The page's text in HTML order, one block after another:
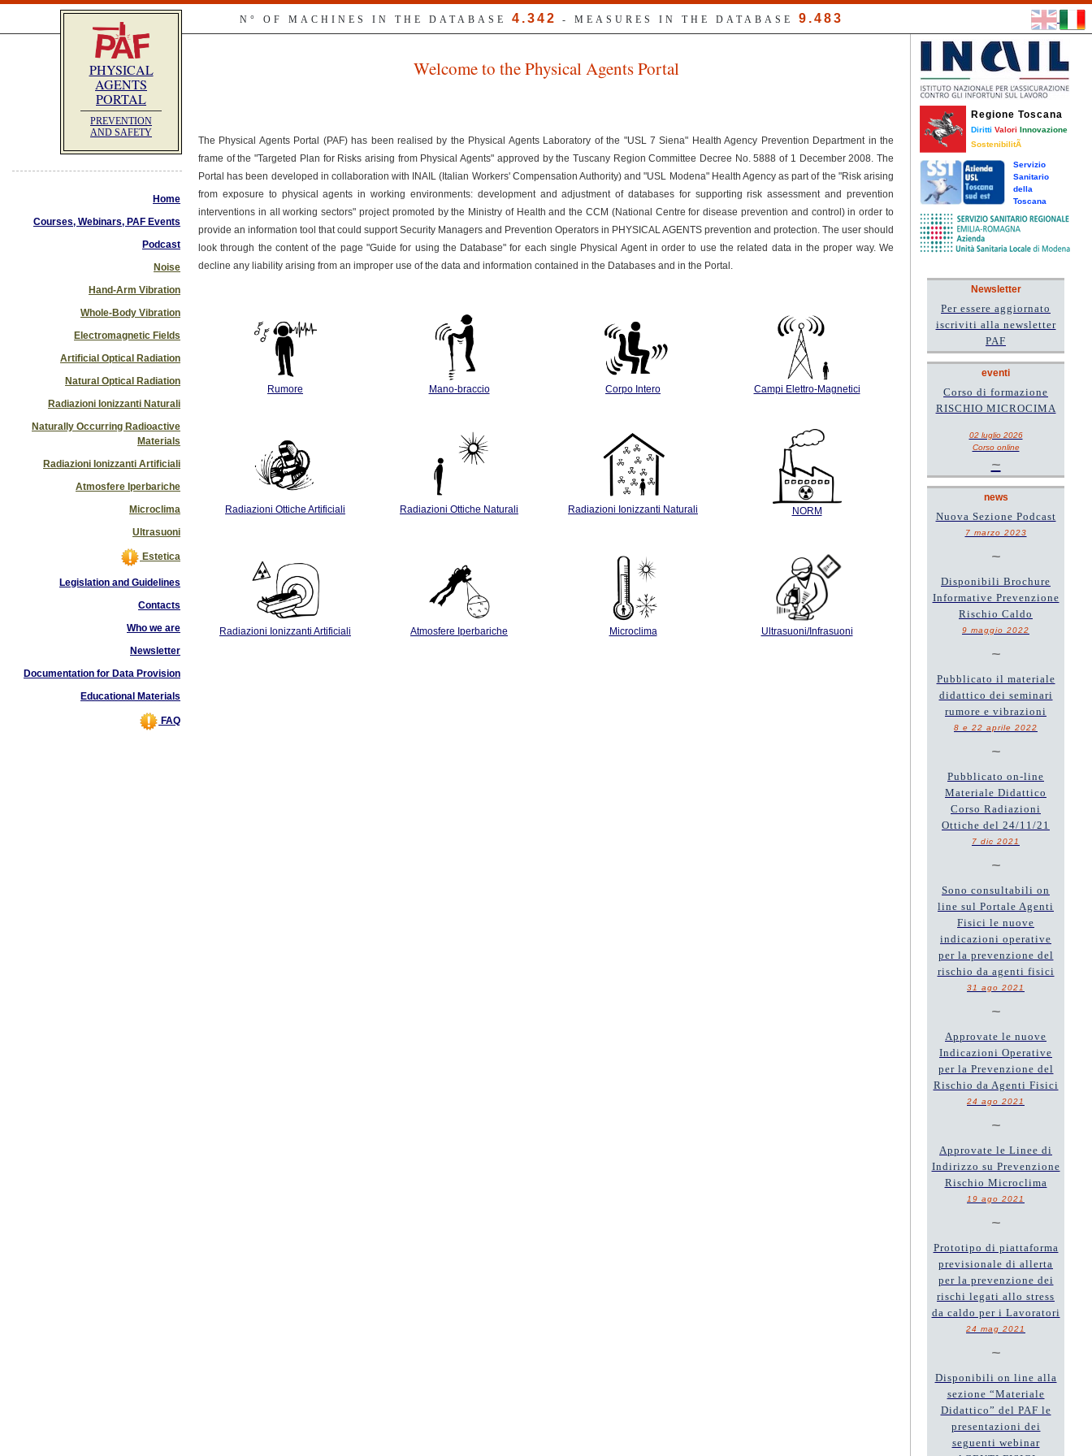
N° OF MACHINES IN THE DATABASE 4.342 - MEASURES IN THE DATABASE 9.483
PHYSICAL
AGENTS
PORTAL
PREVENTION
AND SAFETY
Home
Courses, Webinars, PAF Events
Podcast
Noise
Hand-Arm Vibration
Whole-Body Vibration
Electromagnetic Fields
Artificial Optical Radiation
Natural Optical Radiation
Radiazioni Ionizzanti Naturali
Naturally Occurring Radioactive
Materials
Radiazioni Ionizzanti Artificiali
Atmosfere Iperbariche
Microclima
Ultrasuoni
Estetica
Legislation and Guidelines
Contacts
Who we are
Newsletter
Documentation for Data Provision
Educational Materials
FAQ
Welcome to the Physical Agents Portal
The Physical Agents Portal (PAF) has been realised by the Physical Agents Laboratory of the "USL 7 Siena" Health Agency Prevention Department in the
frame of the "Targeted Plan for Risks arising from Physical Agents" approved by the Tuscany Region Committee Decree No. 5888 of 1 December 2008. The
Portal has been developed in collaboration with INAIL (Italian Workers' Compensation Authority) and "USL Modena" Health Agency as part of the "Risk arising
from exposure to physical agents in working environments: development and adjustment of databases for supporting risk assessment and prevention
interventions in all working sectors" project promoted by the Ministry of Health and the CCM (National Centre for disease prevention and control) in order to
provide an information tool that could support Security Managers and Prevention Operators in PHYSICAL AGENTS prevention and protection. The user should
look through the content of the page "Guide for using the Database" for each single Physical Agent in order to use the related data in the proper way. We
decline any liability arising from an improper use of the data and information contained in the Databases and in the Portal.
Rumore Mano-braccio Corpo Intero Campi Elettro-Magnetici
Radiazioni Ottiche Artificiali Radiazioni Ottiche Naturali Radiazioni Ionizzanti Naturali NORM
Radiazioni Ionizzanti Artificiali Atmosfere Iperbariche Microclima Ultrasuoni/Infrasuoni
Regione Toscana
Diritti Valori Innovazione
SostenibilitÃ
Servizio
Sanitario
della
Toscana
Newsletter
Per essere aggiornato
iscriviti alla newsletter
PAF
eventi
Corso di formazione
RISCHIO MICROCIMA
02 luglio 2026
Corso online
~
news
Nuova Sezione Podcast
7 marzo 2023
~
Disponibili Brochure
Informative Prevenzione
Rischio Caldo
9 maggio 2022
~
Pubblicato il materiale
didattico dei seminari
rumore e vibrazioni
8 e 22 aprile 2022
~
Pubblicato on-line
Materiale Didattico
Corso Radiazioni
Ottiche del 24/11/21
7 dic 2021
~
Sono consultabili on
line sul Portale Agenti
Fisici le nuove
indicazioni operative
per la prevenzione del
rischio da agenti fisici
31 ago 2021
~
Approvate le nuove
Indicazioni Operative
per la Prevenzione del
Rischio da Agenti Fisici
24 ago 2021
~
Approvate le Linee di
Indirizzo su Prevenzione
Rischio Microclima
19 ago 2021
~
Prototipo di piattaforma
previsionale di allerta
per la prevenzione dei
rischi legati allo stress
da caldo per i Lavoratori
24 mag 2021
~
Disponibili on line alla
sezione “Materiale
Didattico” del PAF le
presentazioni dei
seguenti webinar